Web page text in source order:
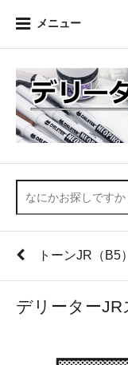
メニュー
トーンJR（B5）
デリーター